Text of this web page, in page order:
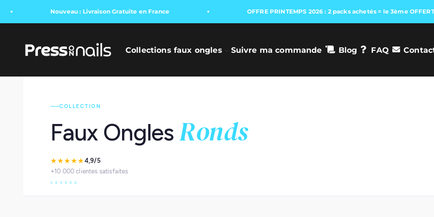
Nouveau : Livraison Gratuite en France OFFRE PRINTEMPS 2026 : 2 packs achetés = le 3ème OFFERT
Collections faux ongles Suivre ma commande Blog FAQ
COLLECTION
Faux Ongles Ronds
★★★★★ 4,9/5
+10 000 clientes satisfaites